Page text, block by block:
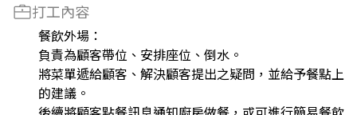
打工內容
餐飲外場：
負責為顧客帶位、安排座位、倒水。
將菜單遞給顧客、解決顧客提出之疑問，並給予餐點上
的建議。